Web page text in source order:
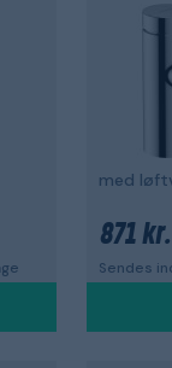
med
871 kr.
Sendes